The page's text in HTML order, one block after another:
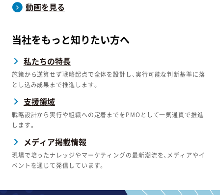
動画を見る
当社をもっと知りたい方へ
私たちの特長
施策から逆算せず戦略起点で全体を設計し、実行可能な判断基準に落
とし込み成果まで推進します。
支援領域
戦略設計から実行や組織への定着までをPMOとして一気通貫で推進
します。
メディア掲載情報
現場で培ったナレッジやマーケティングの最新潮流を、メディアやイ
ベントを通じて発信しています。